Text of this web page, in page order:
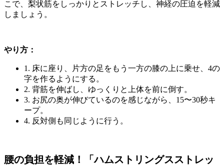
こで、梨状筋をしっかりとストレッチし、神経の圧迫を軽減
しましょう。
やり方：
1. 床に座り、片方の足をもう一方の膝の上に乗せ、4の
字を作るようにする。
2. 背筋を伸ばし、ゆっくりと上体を前に倒す。
3. お尻の奥が伸びているのを感じながら、15〜30秒キ
ープ。
4. 反対側も同じように行う。
腰の負担を軽減！「ハムストリングスストレッ